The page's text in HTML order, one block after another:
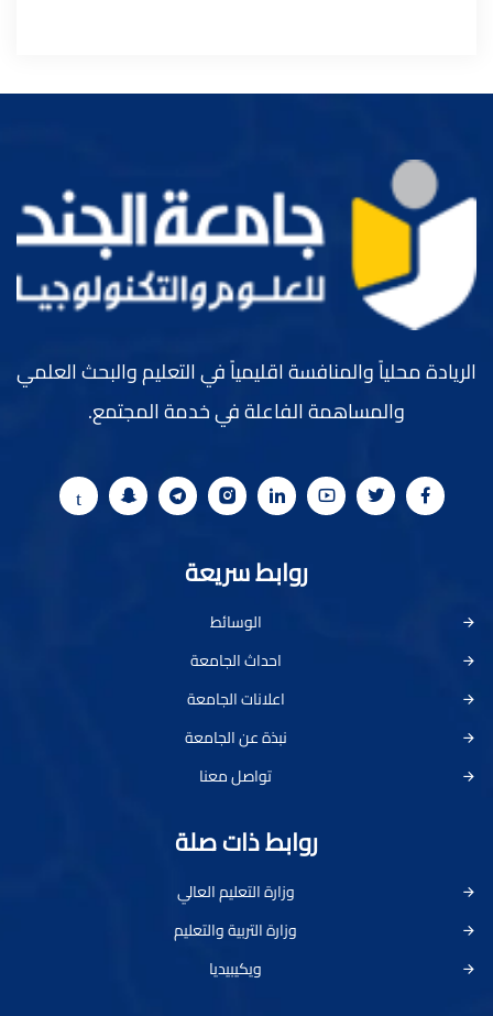
الريادة محلياً والمنافسة اقليمياً في التعليم والبحث العلمي
والمساهمة الفاعلة في خدمة المجتمع.
روابط سريعة
الوسائط
احداث الجامعة
اعلانات الجامعة
نبذة عن الجامعة
تواصل معنا
روابط ذات صلة
وزارة التعليم العالي
وزارة التربية والتعليم
ويكيبيديا